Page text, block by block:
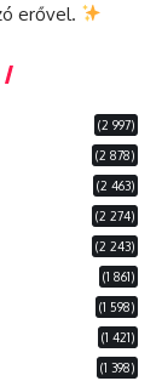
erővel.
(2 997)
(2 878)
(2 463)
(2 274)
(2 243)
(1 861)
(1 598)
(1 421)
(1 398)